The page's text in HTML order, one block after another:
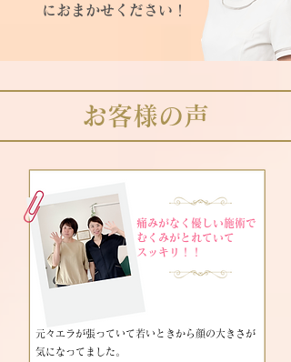
​におまかせください！
​お客様の声
元々エラが張っていて若いときから顔の大きさが
気になってました。
​痛みがなく優しい施術で
むくみがとれていて
​スッキリ！！